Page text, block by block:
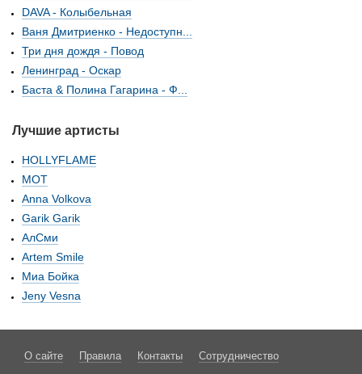
DAVA - Колыбельная
Ваня Дмитриенко - Недоступн...
Три дня дождя - Повод
Ленинград - Оскар
Баста & Полина Гагарина - Ф...
Лучшие артисты
HOLLYFLAME
МОТ
Anna Volkova
Garik Garik
АлСми
Artem Smile
Миа Бойка
Jeny Vesna
О сайте Правила Контакты Сотрудничество